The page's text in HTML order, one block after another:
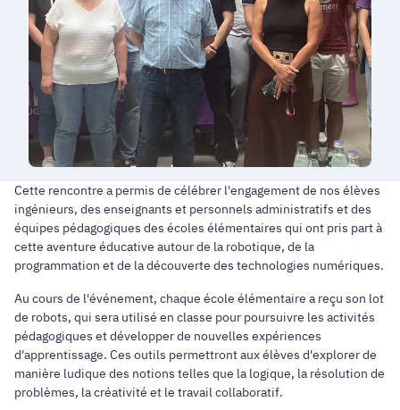
Cette rencontre a permis de célébrer l'engagement de nos élèves
ingénieurs, des enseignants et personnels administratifs et des
équipes pédagogiques des écoles élémentaires qui ont pris part à
cette aventure éducative autour de la robotique, de la
programmation et de la découverte des technologies numériques.
Au cours de l'événement, chaque école élémentaire a reçu son lot
de robots, qui sera utilisé en classe pour poursuivre les activités
pédagogiques et développer de nouvelles expériences
d'apprentissage. Ces outils permettront aux élèves d'explorer de
manière ludique des notions telles que la logique, la résolution de
problèmes, la créativité et le travail collaboratif.